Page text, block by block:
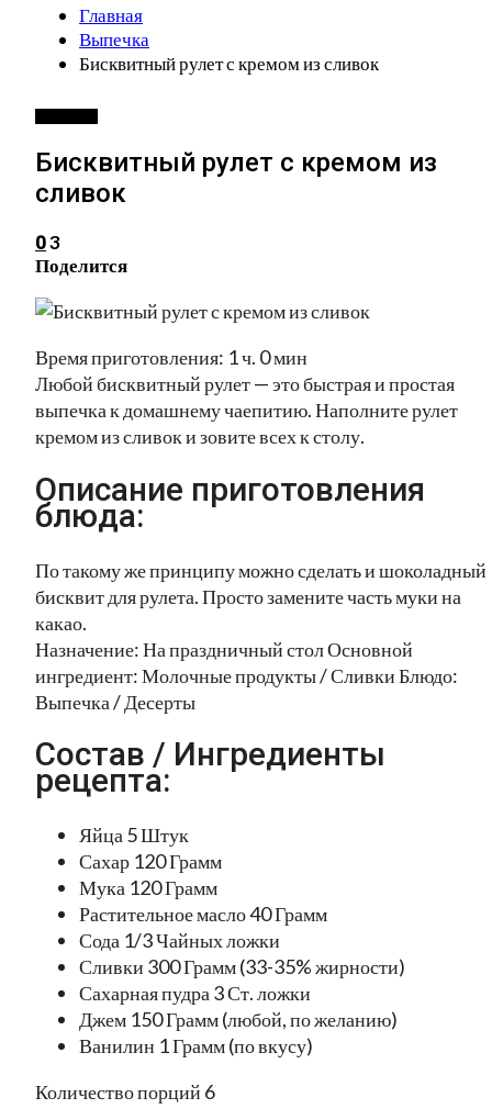
Главная
Выпечка
Бисквитный рулет с кремом из сливок
Бисквитный рулет с кремом из
сливок
03
Поделится
Время приготовления: 1 ч. 0 мин
Любой бисквитный рулет — это быстрая и простая
выпечка к домашнему чаепитию. Наполните рулет
кремом из сливок и зовите всех к столу.
Описание приготовления
блюда:
По такому же принципу можно сделать и шоколадный
бисквит для рулета. Просто замените часть муки на
какао.
Назначение: На праздничный стол Основной
ингредиент: Молочные продукты / Сливки Блюдо:
Выпечка / Десерты
Состав / Ингредиенты
рецепта:
Яйца 5 Штук
Сахар 120 Грамм
Мука 120 Грамм
Растительное масло 40 Грамм
Сода 1/3 Чайных ложки
Сливки 300 Грамм (33-35% жирности)
Сахарная пудра 3 Ст. ложки
Джем 150 Грамм (любой, по желанию)
Ванилин 1 Грамм (по вкусу)
Количество порций 6